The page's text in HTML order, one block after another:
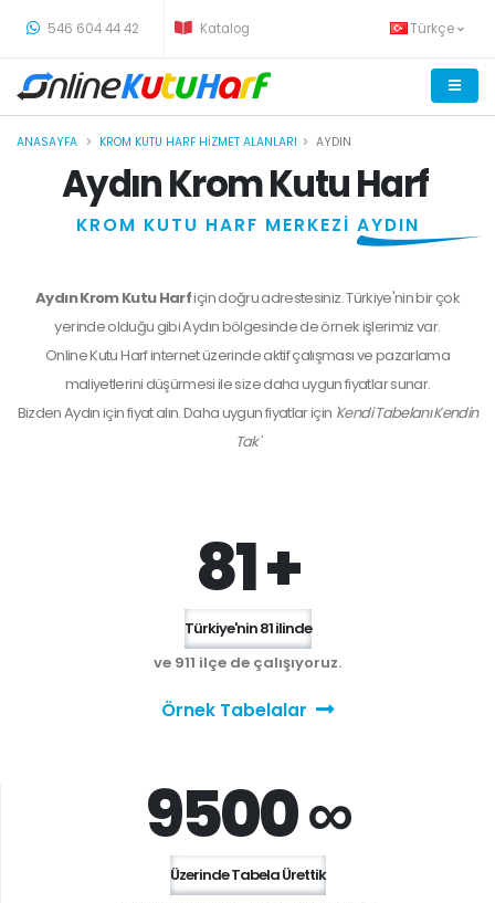
546 604 44 42 Katalog Türkçe
ANASAYFA KROM KUTU HARF HIZMET ALANLARI AYDIN
Aydın Krom Kutu Harf
KROM KUTU HARF MERKEZİ AYDIN
Aydın Krom Kutu Harfiçin doğru adrestesiniz. Türkiye'nin bir çok
yerinde olduğu gibi Aydın bölgesinde de örnek işlerimiz var.
Online Kutu Harf internet üzerinde aktif çalışması ve pazarlama
maliyetlerini düşürmesi ile size daha uygun fiyatlar sunar.
BizdenAydıniçin fiyat alın. Daha uygun fiyatlar için 'Kendi Tabelanı Kendin
Tak'
81 +
Türkiye'nin 81 ilinde
ve 911 ilçe de çalışıyoruz.
Örnek Tabelalar
9500 ∞
Üzerinde Tabela Ürettik